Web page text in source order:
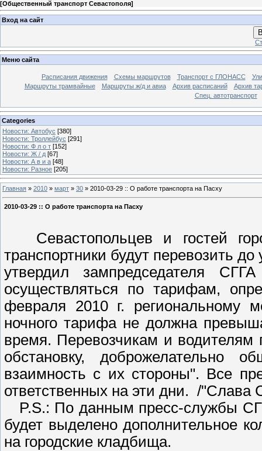
[Общественный транспорт Севастополя]
Вход на сайт
Меню сайта
Расписания движения Схемы маршрутов Транспорт с ГЛОНАСС
Маршруты трамвайные
Маршруты ж/д и авиа Архив расписаний
Архив
Спец. автотранспорт
Categories
Новости: Автобус [380]
Новости: Троллейбус [291]
Новости: Ф л о т [152]
Новости: Ж / д [67]
Новости: А в и а [48]
Новости: Разное [205]
Главная » 2010 » март » 30 » 2010-03-29 :: О работе транспорта на Пасху
2010-03-29 :: О работе транспорта на Пасху
Севастопольцев и гостей
транспортники будут перевозить
утвердил зампредседателя
осуществляться по тарифам,
февраля 2010 г. региональному
ночного тарифа не должна
время. Перевозчикам и водителям
обстановку,
взаимность с их стороны". Все
ответственных на эти дни. /"Слава
P.S.: По данным пресс-службы
будет выделено дополнительное
на городские кладбища.